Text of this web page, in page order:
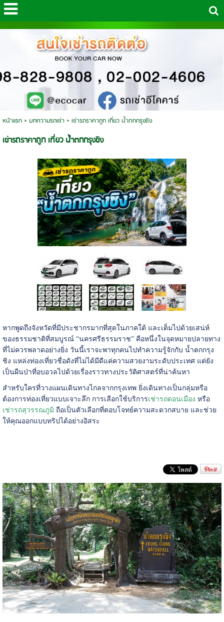
หน้าแรก> บทความรถเช่า > เช่ารถราคาถูก เที่ยว น้ำตกกรุงชิง
เช่ารถราคาถูก เที่ยว น้ำตกกรุงชิง
หากพูดถึงจังหวัดที่มีประชากรมากที่สุดในภาคใต้ และเต็มไปด้วยเสน่ห์
ของธรรมชาติที่สมบูรณ์ “นครศรีธรรมราช” คือหนึ่งในจุดหมายปลายทาง
ที่ไม่ควรพลาดอย่างยิ่ง วันนี้เราจะพาทุกคนไปทำความรู้จักกับ น้ำตกกรุง
ชิง แหล่งท่องเที่ยวชื่อดังที่ไม่ได้มีดีแค่ความสวยงามระดับประเทศ แต่ยัง
เป็นผืนป่าที่อบอวลไปด้วยเรื่องราวทางประวัติศาสตร์ที่น่าค้นหา
สําหรับใครที่วางแผนเดินทางไกลจากกรุงเทพ ยิ่งเดินทางเป็นกลุ่มหรือ
ต้องการท่องเที่ยวแบบเจาะลึก การเลือกใช้บริการเช่ารถดอนเมือง หรือ
เช่ารถสุวรรณภูมิ ถือเป็นตัวเลือกที่ตอบโจทย์ความสะดวกสบาย และช่วย
ให้คุณออกแบบทริปได้อย่างอิสระ